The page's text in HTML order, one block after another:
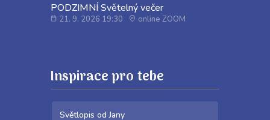
PODZIMNÍ Světelný večer
21. 9. 2026 19:30 online ZOOM
Inspirace pro tebe
Světlopis od Jany